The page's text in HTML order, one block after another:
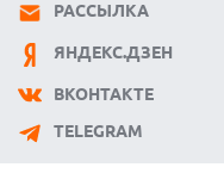
РАССЫЛКА
ЯНДЕКС.ДЗЕН
ВКОНТАКТЕ
TELEGRAM